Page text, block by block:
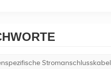
Stromanschlusskabel